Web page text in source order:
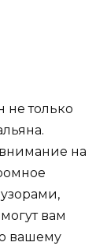
не только
на
вам
вашему